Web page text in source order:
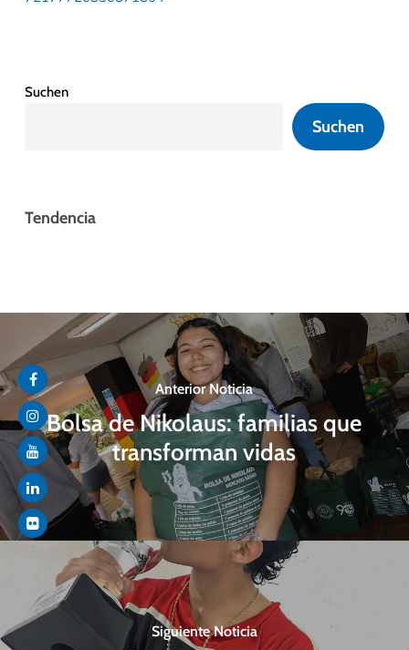
Suchen
Suchen
Tendencia
Anterior Noticia
Bolsa de Nikolaus: familias que
transforman vidas
Siguiente Noticia